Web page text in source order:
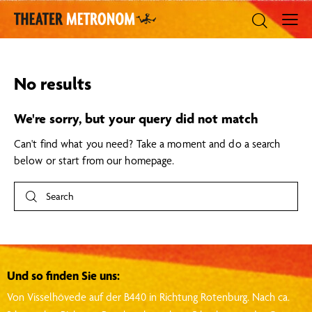
No results
We're sorry, but your query did not match
Can't find what you need? Take a moment and do a search
below or start from our homepage.
Und so finden Sie uns:
Von Visselhövede auf der B440 in Richtung Rotenburg. Nach ca.